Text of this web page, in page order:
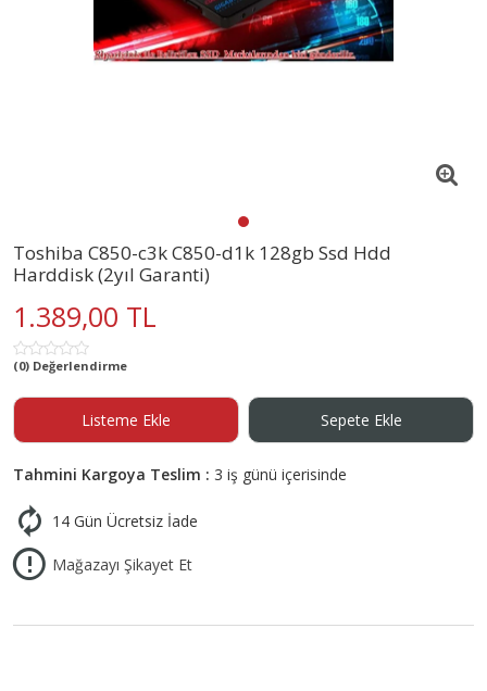
Toshiba C850-c3k C850-d1k 128gb Ssd Hdd
Harddisk (2yıl Garanti)
1.389,00 TL
(0) Değerlendirme
Listeme Ekle Sepete Ekle
Tahmini Kargoya Teslim : 3 iş günü içerisinde
14 Gün Ücretsiz İade
Mağazayı Şikayet Et